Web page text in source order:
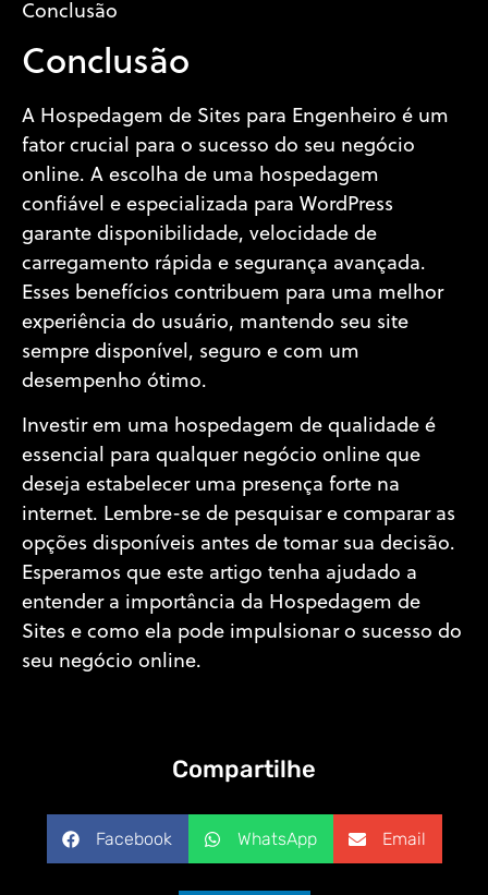
Conclusão
Conclusão
A Hospedagem de Sites para Engenheiro é um
fator crucial para o sucesso do seu negócio
online. A escolha de uma hospedagem
confiável e especializada para WordPress
garante disponibilidade, velocidade de
carregamento rápida e segurança avançada.
Esses benefícios contribuem para uma melhor
experiência do usuário, mantendo seu site
sempre disponível, seguro e com um
desempenho ótimo.
Investir em uma hospedagem de qualidade é
essencial para qualquer negócio online que
deseja estabelecer uma presença forte na
internet. Lembre-se de pesquisar e comparar as
opções disponíveis antes de tomar sua decisão.
Esperamos que este artigo tenha ajudado a
entender a importância da Hospedagem de
Sites e como ela pode impulsionar o sucesso do
seu negócio online.
Compartilhe
Facebook WhatsApp Email